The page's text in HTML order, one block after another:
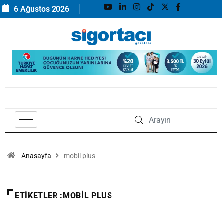
6 Ağustos 2026
Anasayfa mobil plus
ETIKETLER :MOBIL PLUS